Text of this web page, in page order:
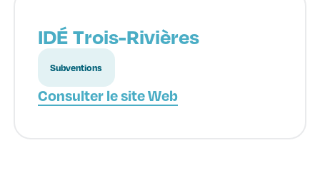
IDÉ Trois-Rivières
Subventions
Consulter le site Web